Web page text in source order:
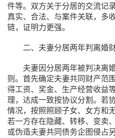
件等。双方关于分居的交流记
真实、合法、与案件关联，多
链，证明力更强。
二、夫妻分居两年判离婚
夫妻因分居两年被判决离
则。首先确定夫妻共同财产范
得工资、奖金、生产经营收益
理，达成一致按协议分割。若
情况，按照照顾子女、女方和
若一方存在隐藏、转移、变卖
或伪造夫妻共同债务企图侵占